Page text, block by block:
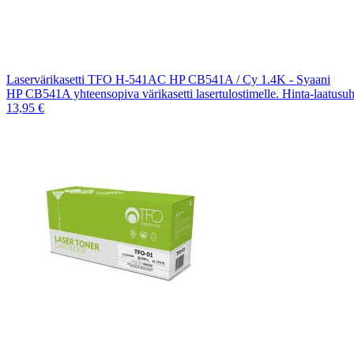
Laservärikasetti TFO H-541AC HP CB541A / Cy 1.4K - Syaani
HP CB541A yhteensopiva värikasetti lasertulostimelle. Hinta-
13,95 €